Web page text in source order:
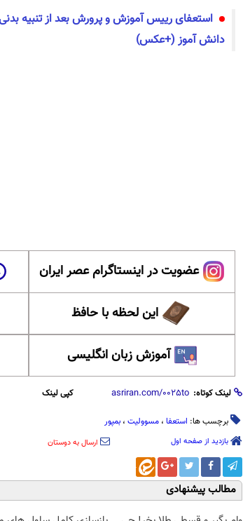
استعفای رییس آموزش و پرورش بعد از تنبیه
دانش آموز (+عکس)
عضویت در اینستاگرام عصر ایران
این لحظه با حافظ
آموزش زبان انگلیسی
لینک کوتاه: کپی لینک
برچسب ها: استعفا ، مسوولیت ، بمپور
بازدید از صفحه اول ارسال به دوستان
مطالب پیشنهادی